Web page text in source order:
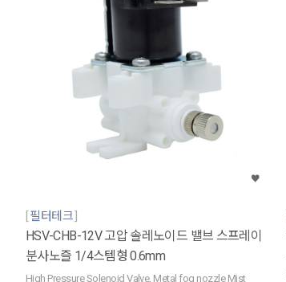
필터테크
HSV-CHB-12V 고압 솔레노이드 밸브 스프레이
분사노즐 1/4스템형 0.6mm
High Pressure Solenoid Valve, Metal fog nozzle Mist